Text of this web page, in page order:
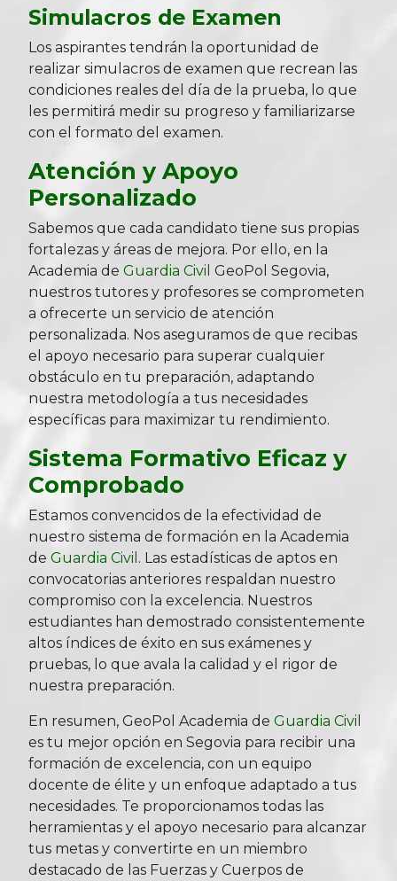
Simulacros de Examen
Los aspirantes tendrán la oportunidad de
realizar simulacros de examen que recrean las
condiciones reales del día de la prueba, lo que
les permitirá medir su progreso y familiarizarse
con el formato del examen.
Atención y Apoyo
Personalizado
Sabemos que cada candidato tiene sus propias
fortalezas y áreas de mejora. Por ello, en la
Academia de Guardia Civil GeoPol Segovia,
nuestros tutores y profesores se comprometen
a ofrecerte un servicio de atención
personalizada. Nos aseguramos de que recibas
el apoyo necesario para superar cualquier
obstáculo en tu preparación, adaptando
nuestra metodología a tus necesidades
específicas para maximizar tu rendimiento.
Sistema Formativo Eficaz y
Comprobado
Estamos convencidos de la efectividad de
nuestro sistema de formación en la Academia
de Guardia Civil . Las estadísticas de aptos en
convocatorias anteriores respaldan nuestro
compromiso con la excelencia. Nuestros
estudiantes han demostrado consistentemente
altos índices de éxito en sus exámenes y
pruebas, lo que avala la calidad y el rigor de
nuestra preparación.
En resumen, GeoPol Academia de Guardia Civil
es tu mejor opción en Segovia para recibir una
formación de excelencia, con un equipo
docente de élite y un enfoque adaptado a tus
necesidades. Te proporcionamos todas las
herramientas y el apoyo necesario para alcanzar
tus metas y convertirte en un miembro
destacado de las Fuerzas y Cuerpos de